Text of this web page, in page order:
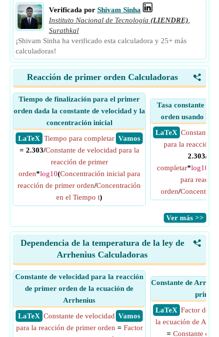
Verificada por Shivam Sinha
Instituto Nacional de Tecnología (LIENDRE)
Surathkal
¡Shivam Sinha ha verificado esta calculadora y 25+ más
calculadoras!
<
Reacción de primer orden Calculadoras
Tiempo de finalización para el primer
orden dada la constante de velocidad y la
concentración inicial
​ LaTeX
​ Vamos
Tiempo para completar
= 2.303/Constante de velocidad para la
reacción de primer
orden*log10(Concentración inicial para
reacción de primer orden/Concentración
en el Tiempo t)
Tasa constante de
orden usando
​ LaTeX Constante
para la reacción
2.303/
completar*log10
para
orden/
​Ver más >>
<
Dependencia de la temperatura de la ley de
Arrhenius Calculadoras
Constante de velocidad para la reacción
de primer orden de la ecuación de
Arrhenius
​ LaTeX
​ Vamos
Constante de velocidad
para la reacción de primer orden = Factor
Constante de
primer
​ LaTeX Factor de
la ecuación de
= Constante de